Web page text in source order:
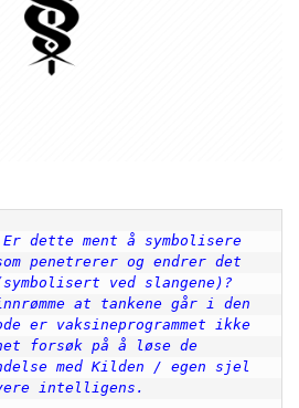
dette ment å symbolisere
penetrerer og endrer det
ved slangene)?
at tankene går i den
er vaksineprogrammet ikke
forsøk på å løse de
med Kilden / egen sjel
intelligens.